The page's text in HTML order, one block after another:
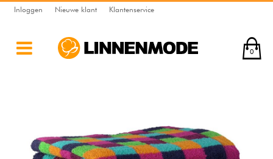
Inloggen Nieuwe klant Klantenservice
0